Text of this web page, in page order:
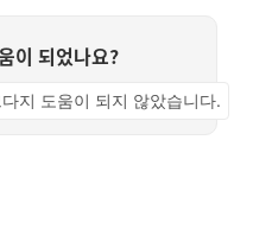
이 되었나요?
다지 도움이 되지 않았습니다.